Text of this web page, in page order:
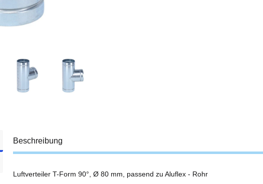
Beschreibung
Luftverteiler T-Form 90°, Ø 80 mm, passend zu Aluflex - Rohr